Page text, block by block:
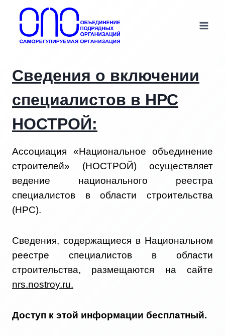
содержимому
Сведения о включении
специалистов в НРС
НОСТРОЙ:
Ассоциация «Национальное объединение
строителей» (НОСТРОЙ) осуществляет
ведение национального реестра
специалистов в области строительства
(НРС).
Сведения, содержащиеся в Национальном
реестре специалистов в области
строительства, размещаются на сайте
nrs.nostroy.ru.
Доступ к этой информации бесплатный.